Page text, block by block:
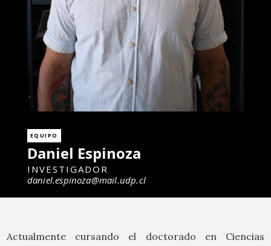
EQUIPO
Daniel Espinoza
INVESTIGADOR
daniel.espinoza@mail.udp.cl
Actualmente cursando el doctorado en Ciencias